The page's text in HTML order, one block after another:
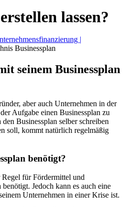
lassen?
|
seinem Businessplan
aber auch Unternehmen in der
Aufgabe einen Businessplan zu
Businessplan selber schreiben
soll, kommt natürlich regelmäßig
benötigt?
für Fördermittel und
Jedoch kann es auch eine
Unternehmen in einer Krise ist.